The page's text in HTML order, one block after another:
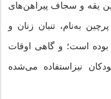
یقه و سجاف پیراهن‌های
به‌نام، تنبان زنان و
است؛ و گاهی اوقات
نیزاستفاده می‌شده